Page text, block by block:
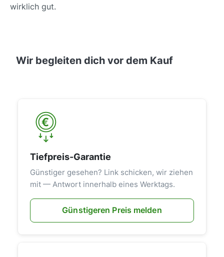
wirklich gut.
Wir begleiten dich vor dem Kauf
Tiefpreis-Garantie
Günstiger gesehen? Link schicken, wir ziehen
mit — Antwort innerhalb eines Werktags.
Günstigeren Preis melden